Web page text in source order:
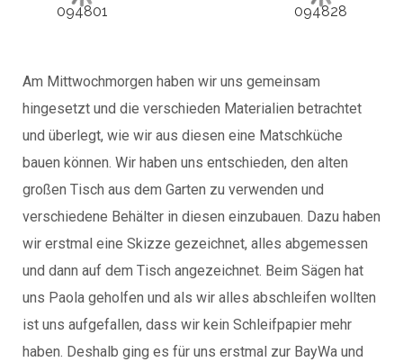
Am Mittwochmorgen haben wir uns gemeinsam
hingesetzt und die verschieden Materialien betrachtet
und überlegt, wie wir aus diesen eine Matschküche
bauen können. Wir haben uns entschieden, den alten
großen Tisch aus dem Garten zu verwenden und
verschiedene Behälter in diesen einzubauen. Dazu haben
wir erstmal eine Skizze gezeichnet, alles abgemessen
und dann auf dem Tisch angezeichnet. Beim Sägen hat
uns Paola geholfen und als wir alles abschleifen wollten
ist uns aufgefallen, dass wir kein Schleifpapier mehr
haben. Deshalb ging es für uns erstmal zur BayWa und